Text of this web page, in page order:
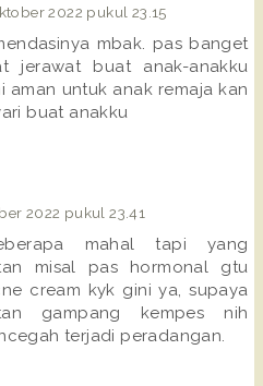
2022 pukul 23.15
mbak. pas banget
jerawat buat anak-anakku
aman untuk anak remaja kan
buat anakku
2022 pukul 23.41
mahal tapi yang
misal pas hormonal gtu
cream kyk gini ya, supaya
gampang kempes nih
terjadi peradangan.